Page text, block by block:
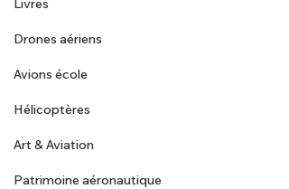
Livres
Drones aériens
Avions école
Hélicoptères
Art & Aviation
Patrimoine aéronautique